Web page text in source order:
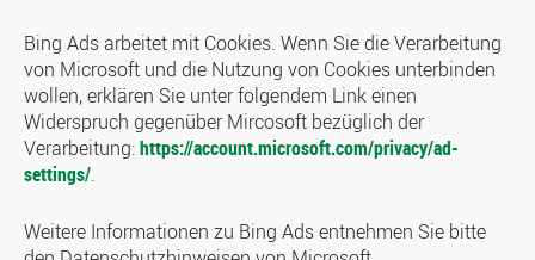
Bing Ads arbeitet mit Cookies. Wenn Sie die Verarbeitung
von Microsoft und die Nutzung von Cookies unterbinden
wollen, erklären Sie unter folgendem Link einen
Widerspruch gegenüber Mircosoft bezüglich der
Verarbeitung:https://account.microsoft.com/privacy/ad-
settings/.
Weitere Informationen zu Bing Ads entnehmen Sie bitte